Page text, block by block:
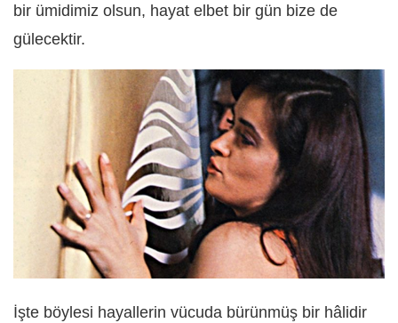
bir ümidimiz olsun, hayat elbet bir gün bize de
gülecektir.
İşte böylesi hayallerin vücuda bürünmüş bir hâlidir